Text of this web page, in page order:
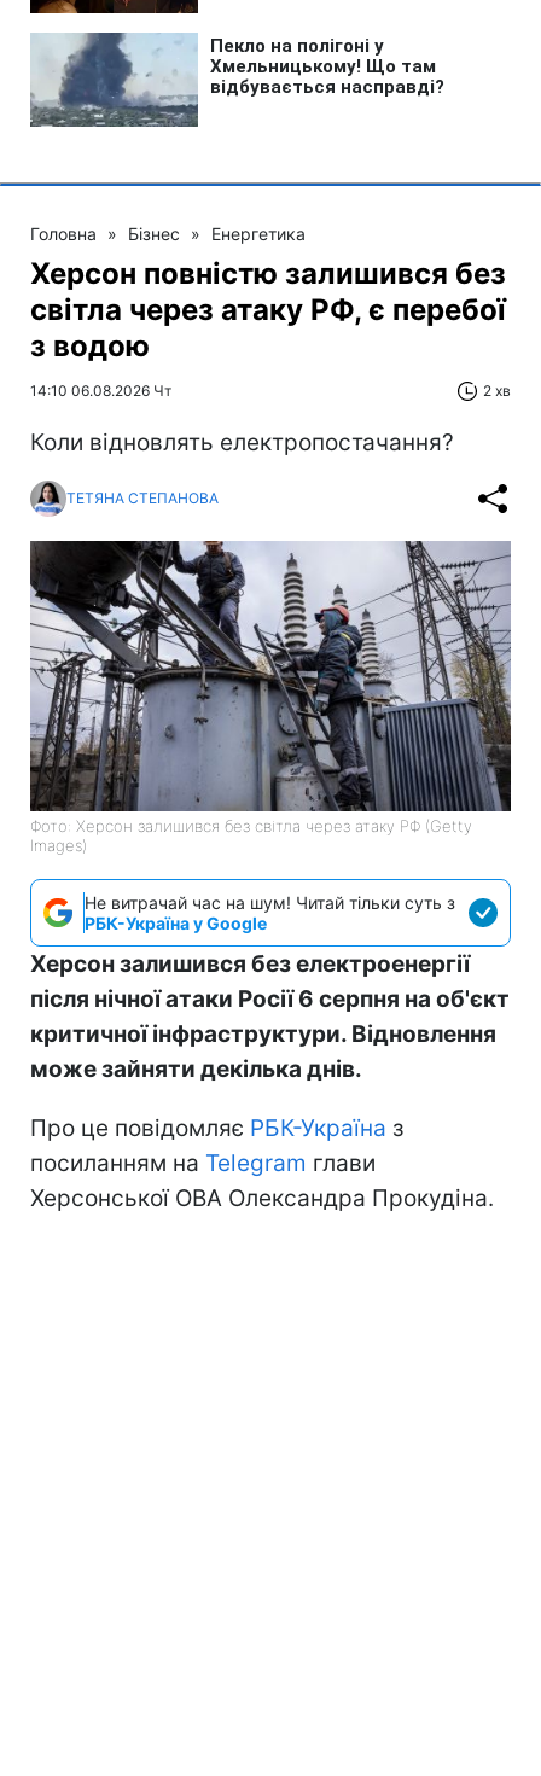
Головна » Бізнес » Енергетика
Херсон повністю залишився без
світла через атаку РФ, є перебої
з водою
14:10 06.08.2026 Чт 2 хв
Коли відновлять електропостачання?
ТЕТЯНА СТЕПАНОВА
Фото: Херсон залишився без світла через атаку РФ (Getty
Images)
Не витрачай час на шум! Читай тільки суть з
РБК-Україна у Google
Херсон залишився без електроенергії
після нічної атаки Росії 6 серпня на об'єкт
критичної інфраструктури. Відновлення
може зайняти декілька днів.
Про це повідомляє РБК-Україна з
посиланням на Telegram глави
Херсонської ОВА Олександра Прокудіна.